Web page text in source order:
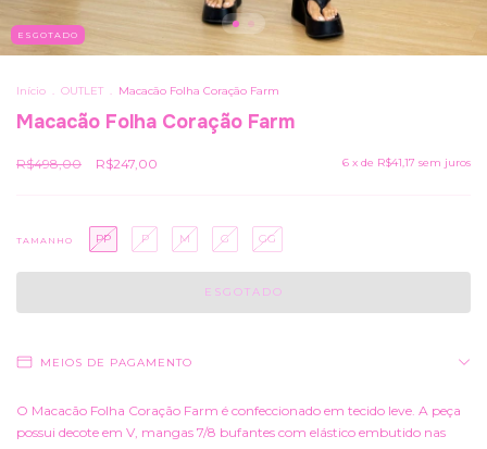
ESGOTADO
Início . OUTLET . Macacão Folha Coração Farm
Macacão Folha Coração Farm
R$498,00 R$247,00 6 x de R$41,17 sem juros
TAMANHO PP P M G GG
MEIOS DE PAGAMENTO
O Macacão Folha Coração Farm é confeccionado em tecido leve. A peça
possui decote em V, mangas 7/8 bufantes com elástico embutido nas